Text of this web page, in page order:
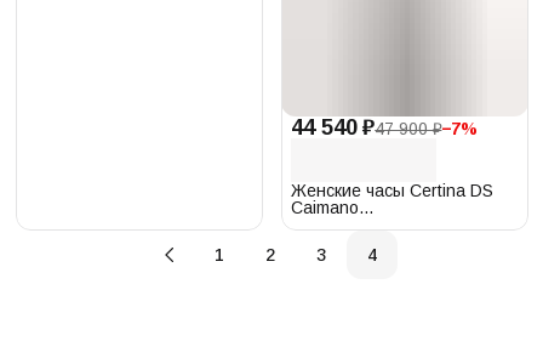
44 540 ₽47 900 ₽−7%
Женские часы Certina DS
Caimano
1
2 3 4